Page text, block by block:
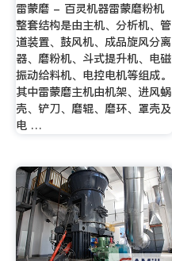
雷蒙磨 - 百灵机器雷蒙磨粉机
整套结构是由主机、分析机、管
道装置、鼓风机、成品旋风分离
器、磨粉机、斗式提升机、电磁
振动给料机、电控电机等组成。
其中雷蒙磨主机由机架、进风蜗
壳、铲刀、磨辊、磨环、罩壳及
电 …